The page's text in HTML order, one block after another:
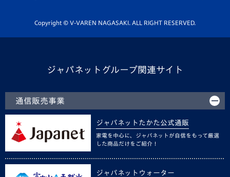
ホームタウン活動
Copyright © V-VAREN NAGASAKI. ALL RIGHT RESERVED.
ジャパネットグループ関連サイト
通信販売事業
ジャパネットたかた公式通販
家電を中心に、ジャパネットが自信をもって厳選
した商品だけをご紹介！
ジャパネットウォーター